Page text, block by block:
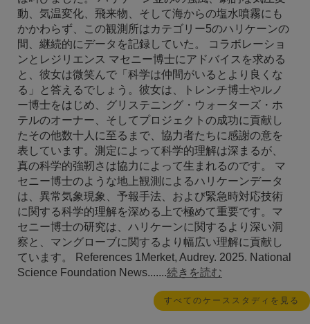
動、気温変化、飛来物、そして海からの塩水噴霧にも
かかわらず、この観測所はカテゴリー5のハリケーンの
間、継続的にデータを記録していた。 コラボレーショ
ンとレジリエンス マセニー博士にアドバイスを求める
と、彼女は微笑んで「科学は仲間がいるとより良くな
る」と答えるでしょう。彼女は、トレンチ博士やルノ
ー博士をはじめ、グリステニング・ウォーターズ・ホ
テルのオーナー、そしてプロジェクトの成功に貢献し
たその他数十人に至るまで、協力者たちに感謝の意を
表しています。測定によって科学的理解は深まるが、
真の科学的強靭さは協力によって生まれるのです。 マ
セニー博士のような地上観測によるハリケーンデータ
は、異常気象現象、予報手法、および緊急時対応技術
に関する科学的理解を深める上で極めて重要です。マ
セニー博士の研究は、ハリケーンに関するより深い洞
察と、マングローブに関するより幅広い理解に貢献し
ています。 References 1Merket, Audrey. 2025. National
Science Foundation News.......続きを読む
すべてのケーススタディを見る